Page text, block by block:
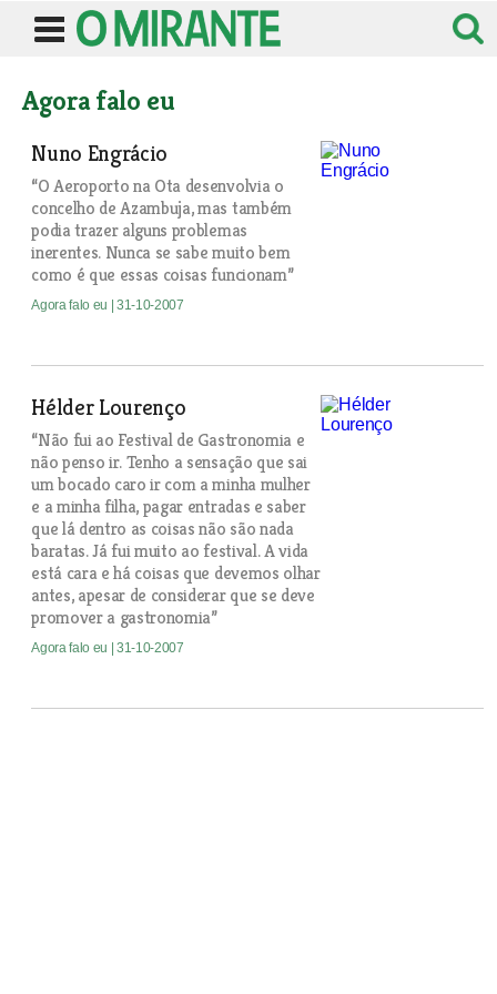
Agora falo eu
Nuno Engrácio
“O Aeroporto na Ota desenvolvia o
concelho de Azambuja, mas também
podia trazer alguns problemas
inerentes. Nunca se sabe muito bem
como é que essas coisas funcionam”
Agora falo eu | 31-10-2007
Hélder Lourenço
“Não fui ao Festival de Gastronomia e
não penso ir. Tenho a sensação que sai
um bocado caro ir com a minha mulher
e a minha filha, pagar entradas e saber
que lá dentro as coisas não são nada
baratas. Já fui muito ao festival. A vida
está cara e há coisas que devemos olhar
antes, apesar de considerar que se deve
promover a gastronomia”
Agora falo eu | 31-10-2007